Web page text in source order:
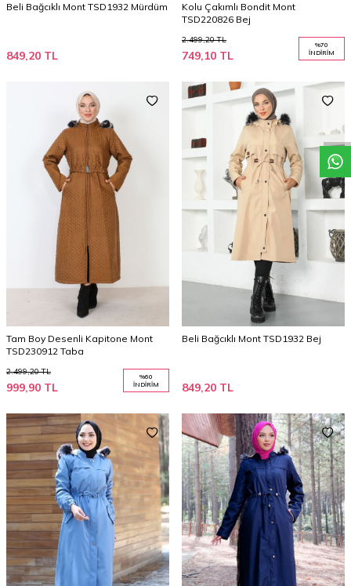
W
h
a
t
a
p
p
D
e
s
t
e
H
a
t
t
Beli Bağcıklı Mont TSD1932 Mürdüm
849,20 TL
Kolu Çakımlı Bondit Mont
TSD220826 Bej
2.499,20TL
749,10 TL
%70
İNDIRIM
Tam Boy Desenli Kapitone Mont
TSD230912 Taba
2.499,20TL
999,90 TL
%60
İNDIRIM
Beli Bağcıklı Mont TSD1932 Bej
849,20 TL